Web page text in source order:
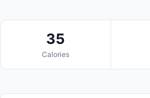
35
Calories